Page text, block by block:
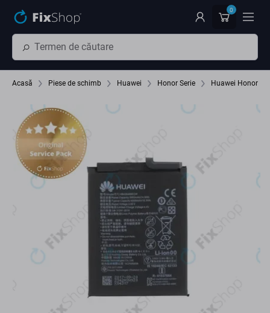
0
Acasă Piese de schimb Huawei Honor Serie Huawei Honor